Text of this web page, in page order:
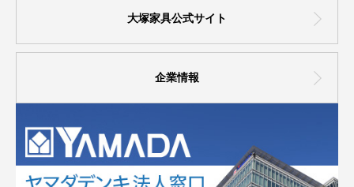
大塚家具公式サイト
企業情報